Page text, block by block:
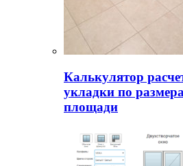
Калькулятор
укладки по
площади